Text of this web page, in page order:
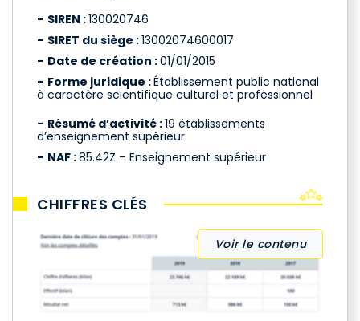
SIREN :130020746
SIRET du siège :13002074600017
Date de création :01/01/2015
Forme juridique :Établissement public national
à caractère scientifique culturel et professionnel
Résumé d’activité :19 établissements
d’enseignement supérieur
NAF :85.42Z – Enseignement supérieur
CHIFFRES CLÉS
Voir le contenu